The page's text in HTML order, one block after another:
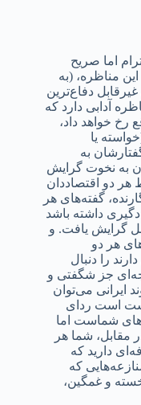
اما صریح
مناظره، (به
دفاع‌ترین
آدابی دارد که
رخ خواهد داد،
یا
به
به نخوت گرایش
هر دو اقتصاددان
گفته‌های هر
داشته باشد
گرایش یافت. و
هر دو
را دنبال
جز شگفتی و
ایرانی می‌توان
است ردای
شماست اما
مقابل، شما هر
دارید که
که
و غمگین،